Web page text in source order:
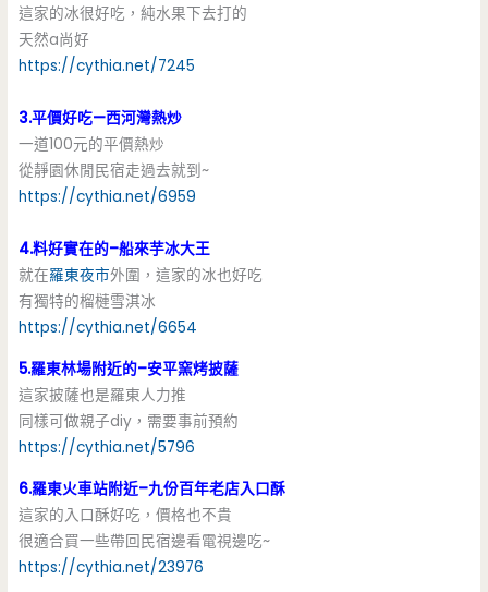
這家的冰很好吃，純水果下去打的
天然a尚好
https://cythia.net/7245
3.平價好吃—西河灣熱炒
一道100元的平價熱炒
從靜園休閒民宿走過去就到~
https://cythia.net/6959
4.料好實在的–船來芋冰大王
就在羅東夜市外圍，這家的冰也好吃
有獨特的榴槤雪淇冰
https://cythia.net/6654
5.羅東林場附近的–安平窯烤披薩
這家披薩也是羅東人力推
同樣可做親子diy，需要事前預約
https://cythia.net/5796
6.羅東火車站附近–九份百年老店入口酥
這家的入口酥好吃，價格也不貴
很適合買一些帶回民宿邊看電視邊吃~
https://cythia.net/23976